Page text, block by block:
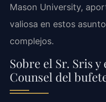
Mason University,
valiosa en estos
complejos.
Sobre el Sr. Sris
Counsel del